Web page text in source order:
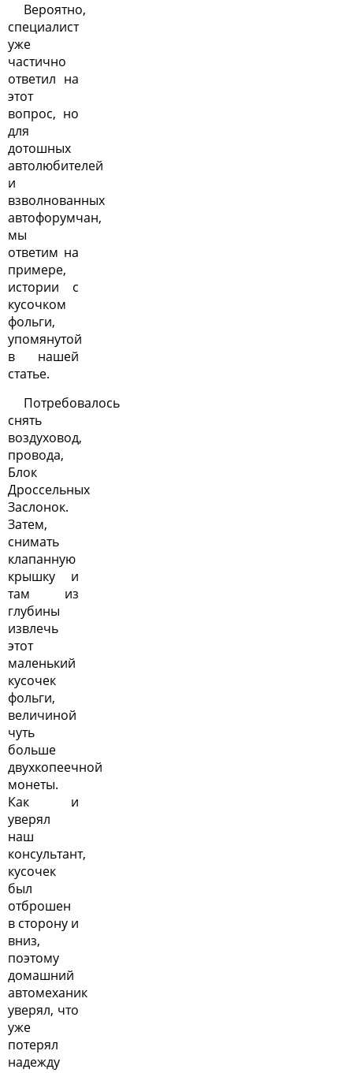
Вероятно,
специалист
уже
частично
ответил на
этот
вопрос, но
для
дотошных
автолюбителей
и
взволнованных
автофорумчан,
мы
ответим на
примере,
истории с
кусочком
фольги,
упомянутой
в нашей
статье.
Потребовалось
снять
воздуховод,
провода,
Блок
Дроссельных
Заслонок.
Затем,
снимать
клапанную
крышку и
там из
глубины
извлечь
этот
маленький
кусочек
фольги,
величиной
чуть
больше
двухкопеечной
монеты.
Как и
уверял
наш
консультант,
кусочек
был
отброшен
в сторону и
вниз,
поэтому
домашний
автомеханик
уверял, что
уже
потерял
надежду